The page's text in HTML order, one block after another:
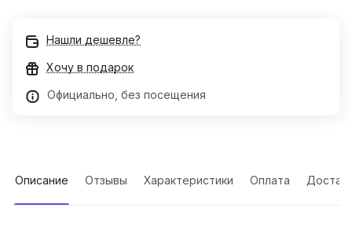
Нашли дешевле?
Хочу в подарок
Официально, без посещения
Описание Отзывы Характеристики Оплата